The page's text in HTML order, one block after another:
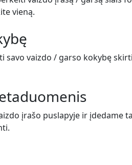
vieną.
savo vaizdo / garso kokybę
įrašo puslapyje ir įdedame